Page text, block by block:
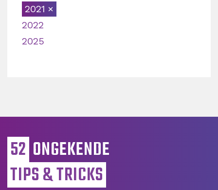
2021
2022
2025
52 ONGEKENDE
TIPS & TRICKS